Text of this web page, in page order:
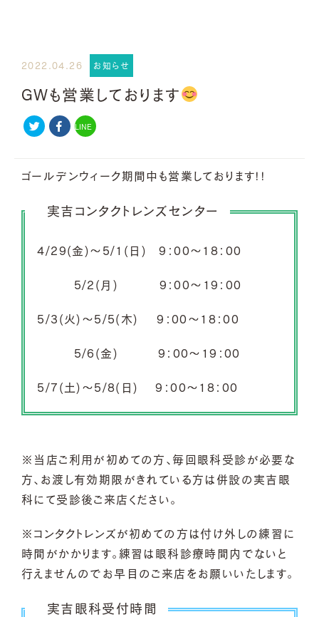
2022.04.26 お知らせ
GWも営業しております
LINE
ゴールデンウィーク期間中も営業しております!!
実吉コンタクトレンズセンター
4/29(金)～5/1(日) 9：00～18：00
5/2(月) 9：00～19：00
5/3(火)～5/5(木) 9：00～18：00
5/6(金) 9：00～19：00
5/7(土)～5/8(日) 9：00～18：00
※当店ご利用が初めての方、毎回眼科受診が必要な
方、お渡し有効期限がきれている方は併設の実吉眼
科にて受診後ご来店ください。
※コンタクトレンズが初めての方は付け外しの練習に
時間がかかります。練習は眼科診療時間内でないと
行えませんのでお早目のご来店をお願いいたします。
実吉眼科受付時間